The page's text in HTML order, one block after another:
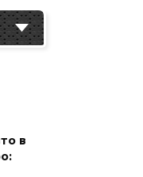
в